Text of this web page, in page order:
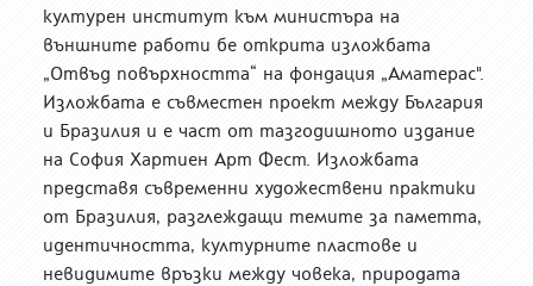
културен институт към министъра на
външните работи бе открита изложбата
„Отвъд повърхността“ на фондация „Аматерас".
Изложбата е съвместен проект между България
и Бразилия и е част от тазгодишното издание
на София Хартиен Арт Фест. Изложбата
представя съвременни художествени практики
от Бразилия, разглеждащи темите за паметта,
идентичността, културните пластове и
невидимите връзки между човека, природата